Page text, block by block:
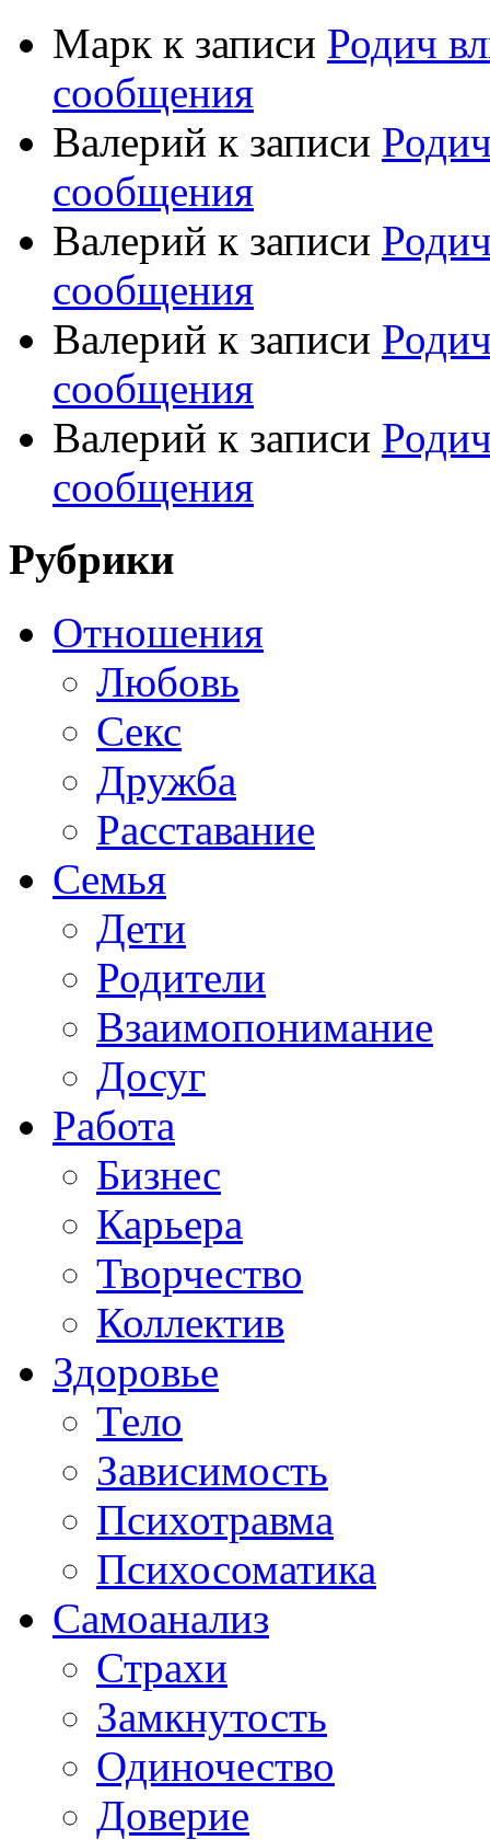
Марк к записи Родич
сообщения
Валерий к записи
сообщения
Валерий к записи
сообщения
Валерий к записи
сообщения
Валерий к записи
сообщения
Рубрики
Отношения
Любовь
Секс
Дружба
Расставание
Семья
Дети
Родители
Взаимопонимание
Досуг
Работа
Бизнес
Карьера
Творчество
Коллектив
Здоровье
Тело
Зависимость
Психотравма
Психосоматика
Самоанализ
Страхи
Замкнутость
Одиночество
Доверие